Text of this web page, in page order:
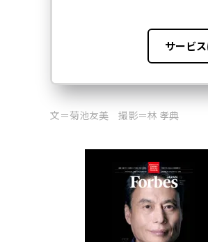
文＝菊池友美 撮影＝林 孝典